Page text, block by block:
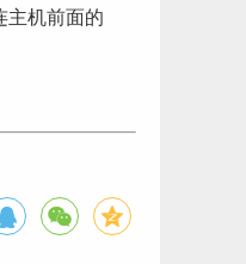
主机前面的